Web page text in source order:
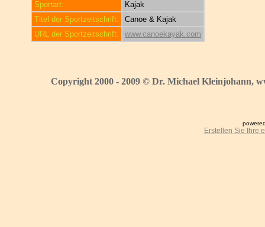
Sportart:
Kajak
Titel der Sportzeitschrift:
Canoe & Kajak
URL der Sportzeitschrift:
www.canoekayak.com
Copyright 2000 - 2009 © Dr. Michael Kleinjohann,
Erstellen Sie Ihre